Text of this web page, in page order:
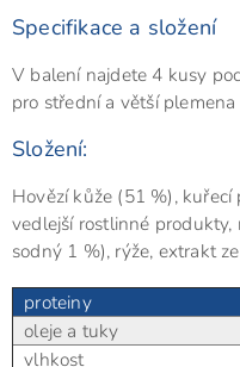
Specifikace a složení
V balení najdete 4 kusy
pro střední a větší plemena
Složení:
Hovězí kůže (51 %),
vedlejší rostlinné
sodný 1 %), rýže, extrakt
proteiny
oleje a tuky
vlhkost